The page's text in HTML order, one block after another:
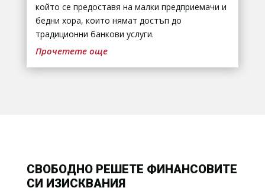
който се предоставя на малки предприемачи и
бедни хора, които нямат достъп до
традиционни банкови услуги.
Прочетете още
СВОБОДНО РЕШЕТЕ ФИНАНСОВИТЕ
СИ ИЗИСКВАНИЯ